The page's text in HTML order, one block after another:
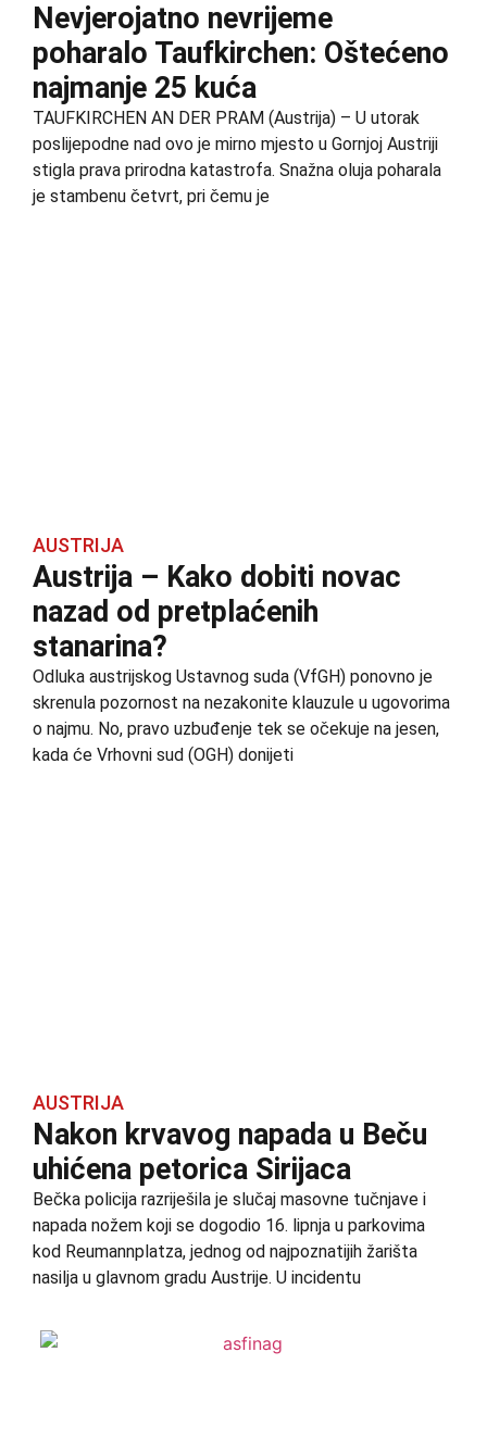
Nevjerojatno nevrijeme
poharalo Taufkirchen: Oštećeno
najmanje 25 kuća
TAUFKIRCHEN AN DER PRAM (Austrija) – U utorak
poslijepodne nad ovo je mirno mjesto u Gornjoj Austriji
stigla prava prirodna katastrofa. Snažna oluja poharala
je stambenu četvrt, pri čemu je
AUSTRIJA
Austrija – Kako dobiti novac
nazad od pretplaćenih
stanarina?
Odluka austrijskog Ustavnog suda (VfGH) ponovno je
skrenula pozornost na nezakonite klauzule u ugovorima
o najmu. No, pravo uzbuđenje tek se očekuje na jesen,
kada će Vrhovni sud (OGH) donijeti
AUSTRIJA
Nakon krvavog napada u Beču
uhićena petorica Sirijaca
Bečka policija razriješila je slučaj masovne tučnjave i
napada nožem koji se dogodio 16. lipnja u parkovima
kod Reumannplatza, jednog od najpoznatijih žarišta
nasilja u glavnom gradu Austrije. U incidentu